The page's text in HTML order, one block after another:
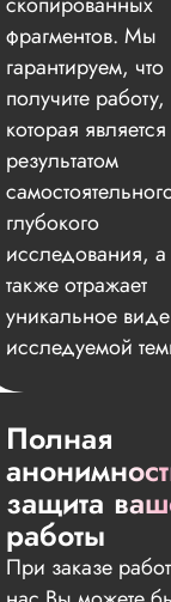
фрагментов. Мы
гарантируем,
получите работу,
которая является
результатом
глубокого
исследования, а
также отражает
уникальное
исследуемой
Полная
защита
работы
При заказе